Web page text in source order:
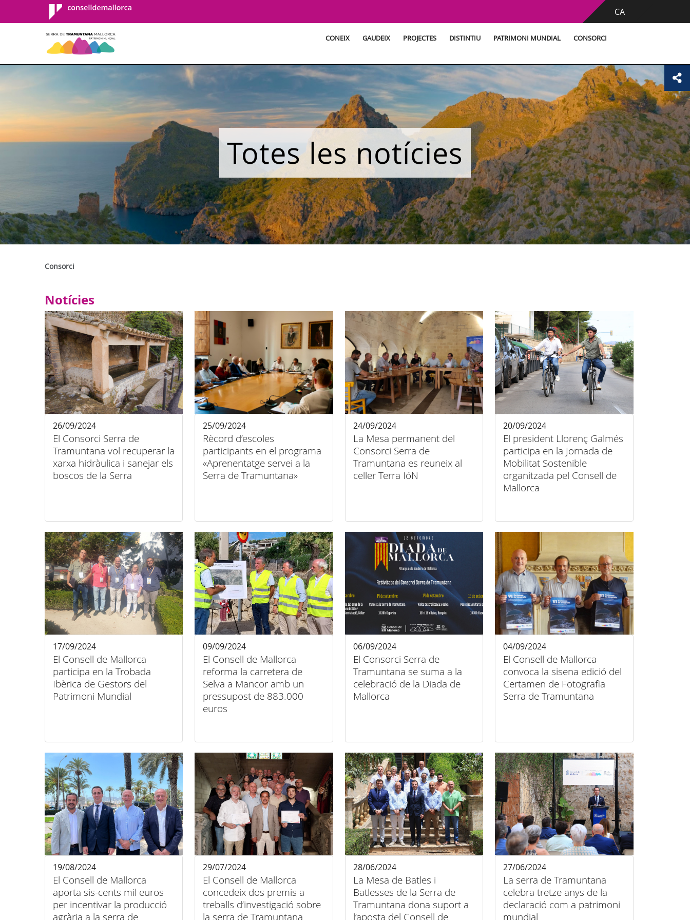
Consell de
Mallorca
CA
CONEIX GAUDEIX PROJECTES DISTINTIU PATRIMONI MUNDIAL CONSORCI
Totes les notícies
Consorci
Notícies
El Consorci Serra de
Tramuntana vol recuperar la
xarxa hidràulica i sanejar els
boscos de la Serra
26/09/2024
Rècord d’escoles
participants en el programa
«Aprenentatge servei a la
Serra de Tramuntana»
25/09/2024
La Mesa permanent del
Consorci Serra de
Tramuntana es reuneix al
celler Terra IóN
24/09/2024
El president Llorenç Galmés
participa en la Jornada de
Mobilitat Sostenible
organitzada pel Consell de
Mallorca
20/09/2024
El Consell de Mallorca
participa en la Trobada
Ibèrica de Gestors del
Patrimoni Mundial
17/09/2024
El Consell de Mallorca
reforma la carretera de
Selva a Mancor amb un
pressupost de 883.000
euros
09/09/2024
El Consorci Serra de
Tramuntana se suma a la
celebració de la Diada de
Mallorca
06/09/2024
El Consell de Mallorca
convoca la sisena edició del
Certamen de Fotografia
Serra de Tramuntana
04/09/2024
El Consell de Mallorca
aporta sis-cents mil euros
per incentivar la producció
agrària a la serra de
19/08/2024
El Consell de Mallorca
concedeix dos premis a
treballs d’investigació sobre
la serra de Tramuntana
29/07/2024
La Mesa de Batles i
Batlesses de la Serra de
Tramuntana dona suport a
l’aposta del Consell de
28/06/2024
La serra de Tramuntana
celebra tretze anys de la
declaració com a patrimoni
mundial
27/06/2024